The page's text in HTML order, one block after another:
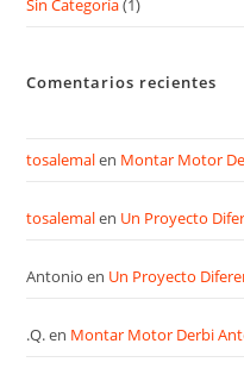
Sin Categoría(1)
Comentarios recientes
tosalemalen Montar Motor
tosalemalen Un Proyecto
Antonio en Un Proyecto
.Q.en Montar Motor Derbi